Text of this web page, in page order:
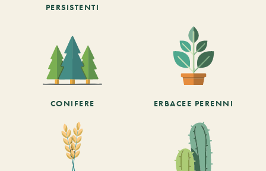
PERSISTENTI
CONIFERE ERBACEE PERENNI